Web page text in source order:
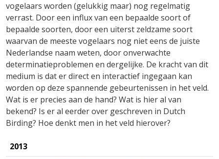
vogelaars worden (gelukkig maar) nog regelmatig
verrast. Door een influx van een bepaalde soort of
bepaalde soorten, door een uiterst zeldzame soort
waarvan de meeste vogelaars nog niet eens de juiste
Nederlandse naam weten, door onverwachte
determinatieproblemen en dergelijke. De kracht van dit
medium is dat er direct en interactief ingegaan kan
worden op deze spannende gebeurtenissen in het veld.
Wat is er precies aan de hand? Wat is hier al van
bekend? Is er al eerder over geschreven in Dutch
Birding? Hoe denkt men in het veld hierover?
2013